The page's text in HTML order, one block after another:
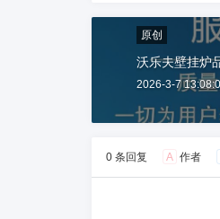
原创
沃乐夫壁挂炉
2026-3-7
0 条回复 A 作者